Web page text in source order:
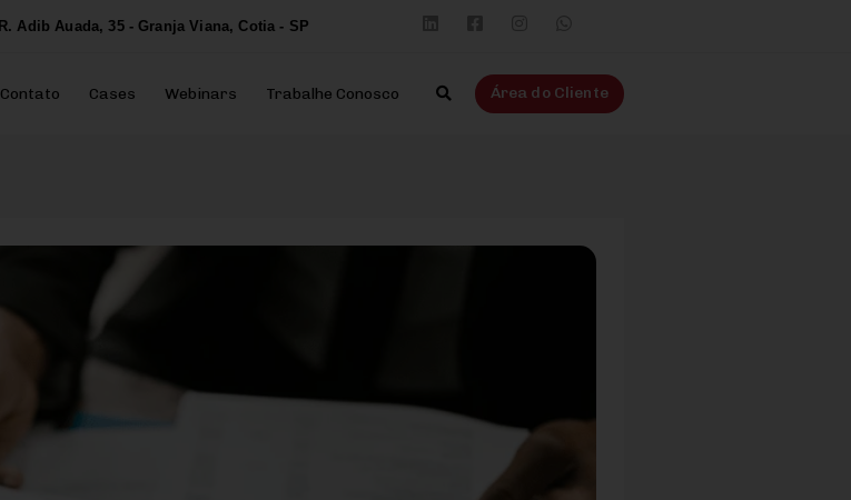
R. Adib Auada, 35 - Granja Viana, Cotia - SP
Contato Cases Webinars Trabalhe Conosco Área do Cliente